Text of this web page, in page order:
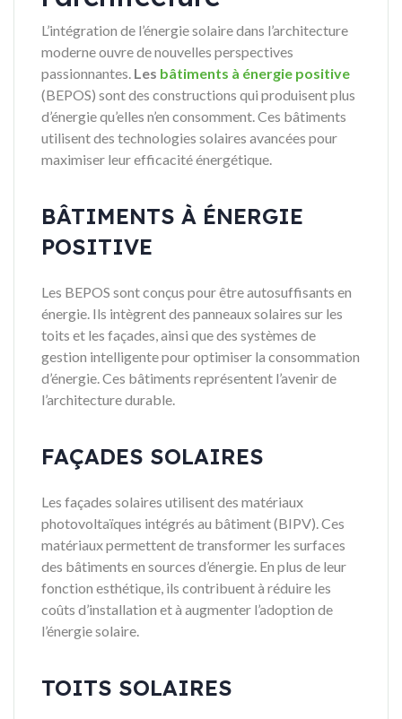
L’intégration de l’énergie solaire dans l’architecture
moderne ouvre de nouvelles perspectives
passionnantes. Les bâtiments à énergie positive
(BEPOS) sont des constructions qui produisent plus
d’énergie qu’elles n’en consomment. Ces bâtiments
utilisent des technologies solaires avancées pour
maximiser leur efficacité énergétique.
BÂTIMENTS À ÉNERGIE
POSITIVE
Les BEPOS sont conçus pour être autosuffisants en
énergie. Ils intègrent des panneaux solaires sur les
toits et les façades, ainsi que des systèmes de
gestion intelligente pour optimiser la consommation
d’énergie. Ces bâtiments représentent l’avenir de
l’architecture durable.
FAÇADES SOLAIRES
Les façades solaires utilisent des matériaux
photovoltaïques intégrés au bâtiment (BIPV). Ces
matériaux permettent de transformer les surfaces
des bâtiments en sources d’énergie. En plus de leur
fonction esthétique, ils contribuent à réduire les
coûts d’installation et à augmenter l’adoption de
l’énergie solaire.
TOITS SOLAIRES